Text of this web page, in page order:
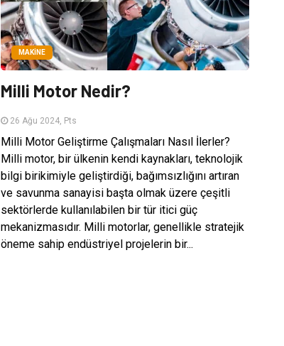
MAKINE
Milli Motor Nedir?
26 Ağu 2024, Pts
Milli Motor Geliştirme Çalışmaları Nasıl İlerler?
Milli motor, bir ülkenin kendi kaynakları, teknolojik
bilgi birikimiyle geliştirdiği, bağımsızlığını artıran
ve savunma sanayisi başta olmak üzere çeşitli
sektörlerde kullanılabilen bir tür itici güç
mekanizmasıdır. Milli motorlar, genellikle stratejik
öneme sahip endüstriyel projelerin bir...